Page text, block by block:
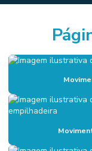
Estrutura metálica
Estrutura metálica
Estrutura metálica
Estrutura metálica
Fabricação de